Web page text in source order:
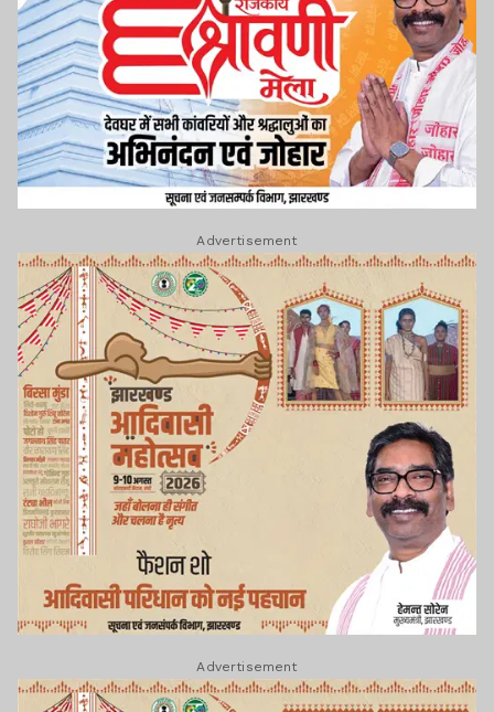
Advertisement
Advertisement